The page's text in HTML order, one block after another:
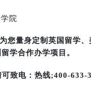
院
量身定制英国留学、
学合作办学项目。
致电：热线;400-